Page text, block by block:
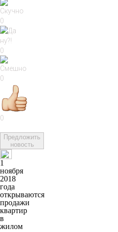
0
0
0
0
Предложить
новость
1
ноября
2018
года
открываются
продажи
квартир
в
жилом